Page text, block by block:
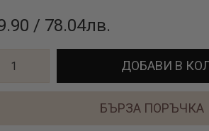
/ 78.04лв.
ДОБАВИ В
БЪРЗА ПОРЪЧКА